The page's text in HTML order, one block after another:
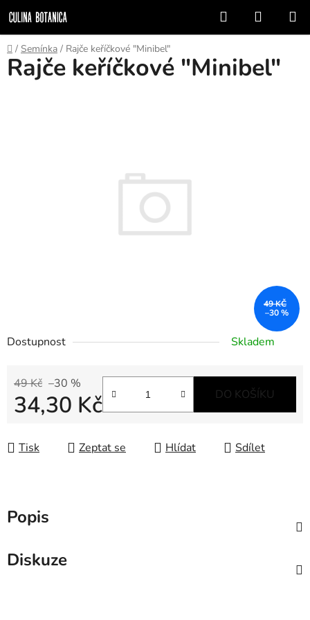
na
obsah
Hledat
KOŠÍK
Domů
/ Semínka / Rajče keříčkové "Minibel"
Dostupnost Skladem
49 Kč –30 %
34,30 Kč DO KOŠÍKU
Tisk Zeptat se Hlídat Sdílet
Rajče keříčkové "Minibel"
49 KČ
–30 %
Popis
Diskuze